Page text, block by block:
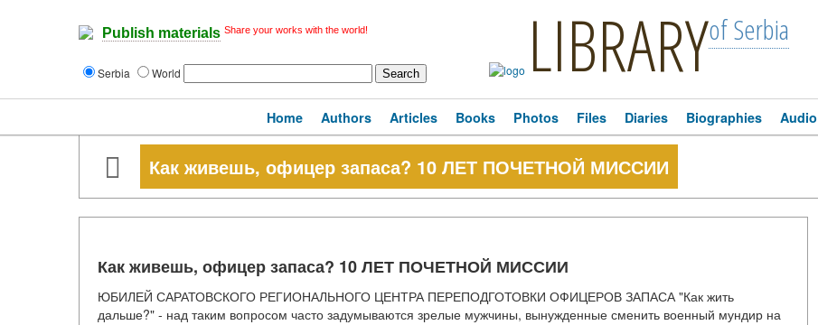
Publish materials Share your works with the world!
Serbia World LIBRARYof Serbia
Home Authors Articles Books Photos Files Diaries Biographies Audio
Как живешь, офицер запаса? 10 ЛЕТ ПОЧЕТНОЙ МИССИИ
Как живешь, офицер запаса? 10 ЛЕТ ПОЧЕТНОЙ МИССИИ
ЮБИЛЕЙ САРАТОВСКОГО РЕГИОНАЛЬНОГО ЦЕНТРА ПЕРЕПОДГОТОВКИ ОФИЦЕРОВ ЗАПАСА "Как жить
дальше?" - над таким вопросом часто задумываются зрелые мужчины, вынужденные сменить военный мундир на